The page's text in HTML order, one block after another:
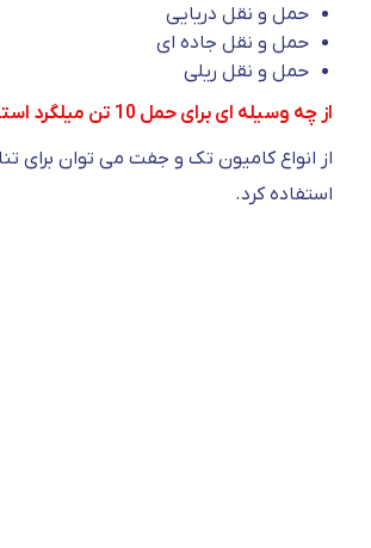
حمل و نقل دریایی
حمل و نقل جاده ای
حمل و نقل ریلی
از چه وسیله ای برای حمل 10 تن میلگرد استفاده می شود؟
استفاده کرد.